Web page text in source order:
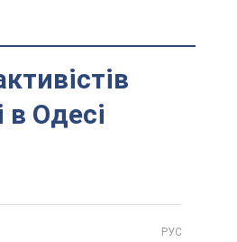
Одесі
РУС